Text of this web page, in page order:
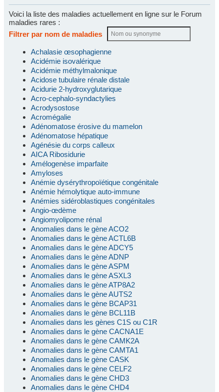
Voici la liste des maladies actuellement en ligne sur le Forum
maladies rares :
Filtrer par nom de maladies
Achalasie œsophagienne
Acidémie isovalérique
Acidémie méthylmalonique
Acidose tubulaire rénale distale
Acidurie 2-hydroxyglutarique
Acro-cephalo-syndactylies
Acrodysostose
Acromégalie
Adénomatose érosive du mamelon
Adénomatose hépatique
Agénésie du corps calleux
AICA Ribosidurie
Amélogenèse imparfaite
Amyloses
Anémie dysérythropoïétique congénitale
Anémie hémolytique auto-immune
Anémies sidéroblastiques congénitales
Angio-œdème
Angiomyolipome rénal
Anomalies dans le gène ACO2
Anomalies dans le gène ACTL6B
Anomalies dans le gène ADCY5
Anomalies dans le gène ADNP
Anomalies dans le gène ASPM
Anomalies dans le gène ASXL3
Anomalies dans le gène ATP8A2
Anomalies dans le gène AUTS2
Anomalies dans le gène BCAP31
Anomalies dans le gène BCL11B
Anomalies dans les gènes C1S ou C1R
Anomalies dans le gène CACNA1E
Anomalies dans le gène CAMK2A
Anomalies dans le gène CAMTA1
Anomalies dans le gène CASK
Anomalies dans le gène CELF2
Anomalies dans le gène CHD3
Anomalies dans le gène CHD4